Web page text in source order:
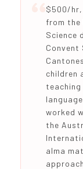
$500/hr,
from the
Science
Convent
children
worked
the
alma